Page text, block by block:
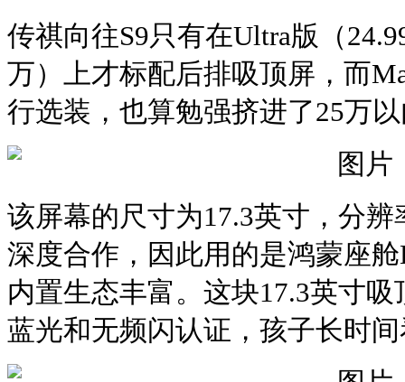
传祺向往S9只有在Ultra版（
万）上才标配后排吸顶屏，而
行选装，也算勉强挤进了25万
该屏幕的尺寸为17.3英寸，分
深度合作，因此用的是鸿蒙座舱
内置生态丰富。这块17.3英寸
蓝光和无频闪认证，孩子长时